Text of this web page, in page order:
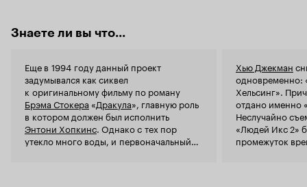
Знаете ли вы что...
Еще в 1994 году данный проект
задумывался как сиквел
к оригинальному фильму по роману
Брэма Стокера «Дракула», главную роль
в котором должен был исполнить
Энтони Хопкинс . Однако с тех пор
утекло много воды, и первоначальный
Хью Джекман
одновременно:
Хельсинг».
отдано именно
Неслучайно
«Людей Икс 2»
промежуток